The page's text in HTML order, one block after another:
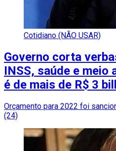
Cotidiano (NÃO USAR)
Governo corta
INSS, saúde e meio
é de mais de R$ 3
Orçamento para 2022 foi
(24)